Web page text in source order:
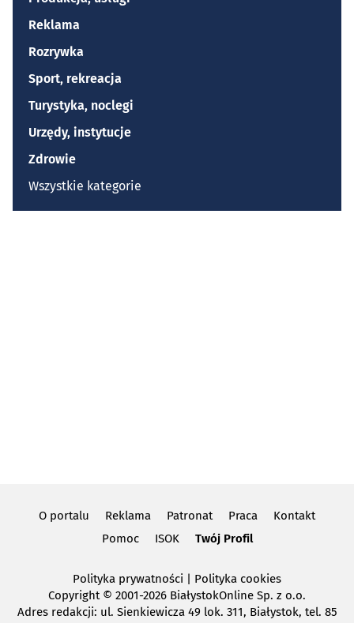
Reklama
Rozrywka
Sport, rekreacja
Turystyka, noclegi
Urzędy, instytucje
Zdrowie
Wszystkie kategorie
O portalu Reklama Patronat Praca
Kontakt
Pomoc
ISOK Twój Profil
Polityka prywatności | Polityka cookies
Copyright© 2001-2026 BiałystokOnline Sp. z o.o.
Adres redakcji: ul. Sienkiewicza 49 lok. 311, Białystok, tel. 85